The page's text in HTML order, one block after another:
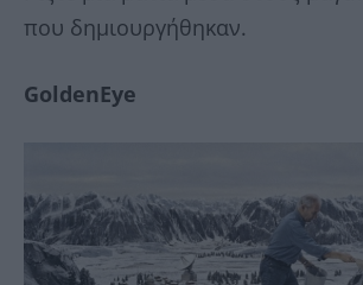
που δημιουργήθηκαν.
GoldenEye